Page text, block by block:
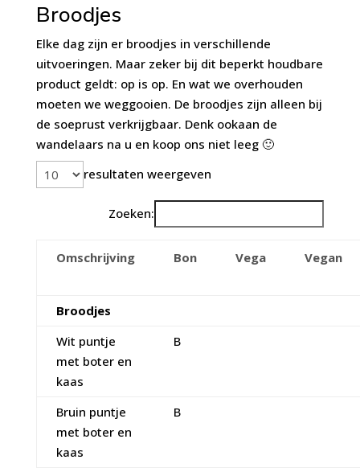
Broodjes
Elke dag zijn er broodjes in verschillende
uitvoeringen. Maar zeker bij dit beperkt houdbare
product geldt: op is op. En wat we overhouden
moeten we weggooien. De broodjes zijn alleen bij
de soeprust verkrijgbaar. Denk ookaan de
wandelaars na u en koop ons niet leeg 🙂
resultaten weergeven
Zoeken:
Omschrijving Bon Vega Vegan
Broodjes
Wit puntje
met boter en
kaas
B
Bruin puntje
met boter en
kaas
B